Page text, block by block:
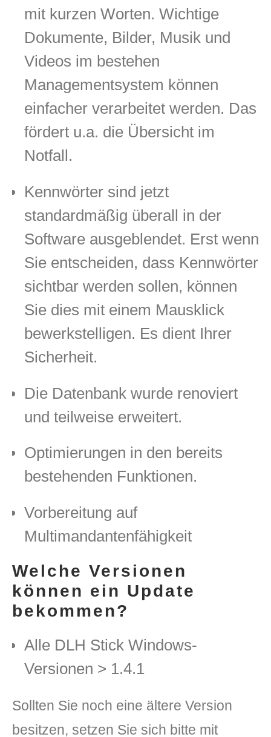
mit kurzen Worten. Wichtige
Dokumente, Bilder, Musik und
Videos im bestehen
Managementsystem können
einfacher verarbeitet werden. Das
fördert u.a. die Übersicht im
Notfall.
Kennwörter sind jetzt
standardmäßig überall in der
Software ausgeblendet. Erst wenn
Sie entscheiden, dass Kennwörter
sichtbar werden sollen, können
Sie dies mit einem Mausklick
bewerkstelligen. Es dient Ihrer
Sicherheit.
Die Datenbank wurde renoviert
und teilweise erweitert.
Optimierungen in den bereits
bestehenden Funktionen.
Vorbereitung auf
Multimandantenfähigkeit
Welche Versionen
können ein Update
bekommen?
Alle DLH Stick Windows-
Versionen > 1.4.1
Sollten Sie noch eine ältere Version
besitzen, setzen Sie sich bitte mit